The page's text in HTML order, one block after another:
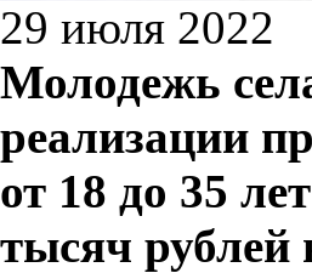
29 июля 2022
Молодежь
реализации
от 18 до 35
тысяч рублей